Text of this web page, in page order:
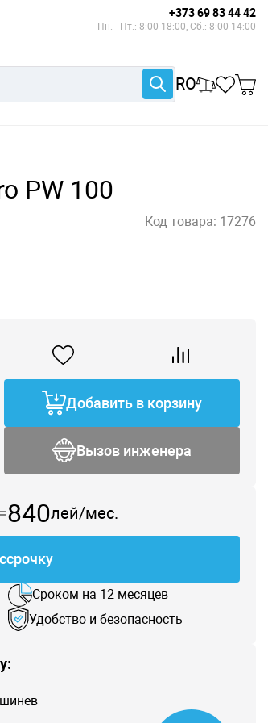
+373 69 83 44 42
Пн. - Пт.: 8:00-18:00, Сб.: 8:00-14:00
RO
PW 100
Код товара: 17276
Добавить в корзину
Вызов инженера
840лей/мес.
Сроком на 12 месяцев
Удобство и безопасность